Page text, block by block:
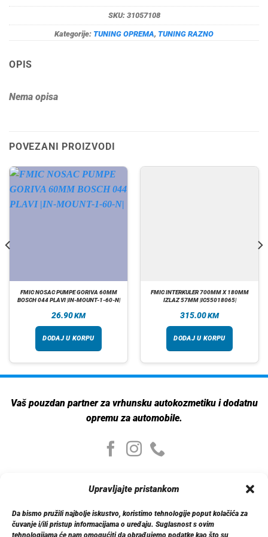
Upravljajte pristankom
Da bismo pružili najbolje iskustvo, koristimo tehnologije poput kolačića za
čuvanje i/ili pristup informacijama o uređaju. Suglasnost s ovim
SKU: 31057108
Kategorije: TUNING OPREMA, TUNING RAZNO
OPIS
Nema opisa
POVEZANI PROIZVODI
FMIC NOSAC PUMPE GORIVA 60MM
BOSCH 044 PLAVI |IN-MOUNT-1-60-N|
26.90KM
DODAJ U KORPU
FMIC INTERKULER 700MM X 180MM
IZLAZ 57MM |IC55018065|
315.00KM
DODAJ U KORPU
Vaš pouzdan partner za vrhunsku autokozmetiku i dodatnu
opremu za automobile.
Moj nalog
Moj nalog
Moje narudžbe
Detalji računa